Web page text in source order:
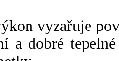
vyzařuje
a dobré